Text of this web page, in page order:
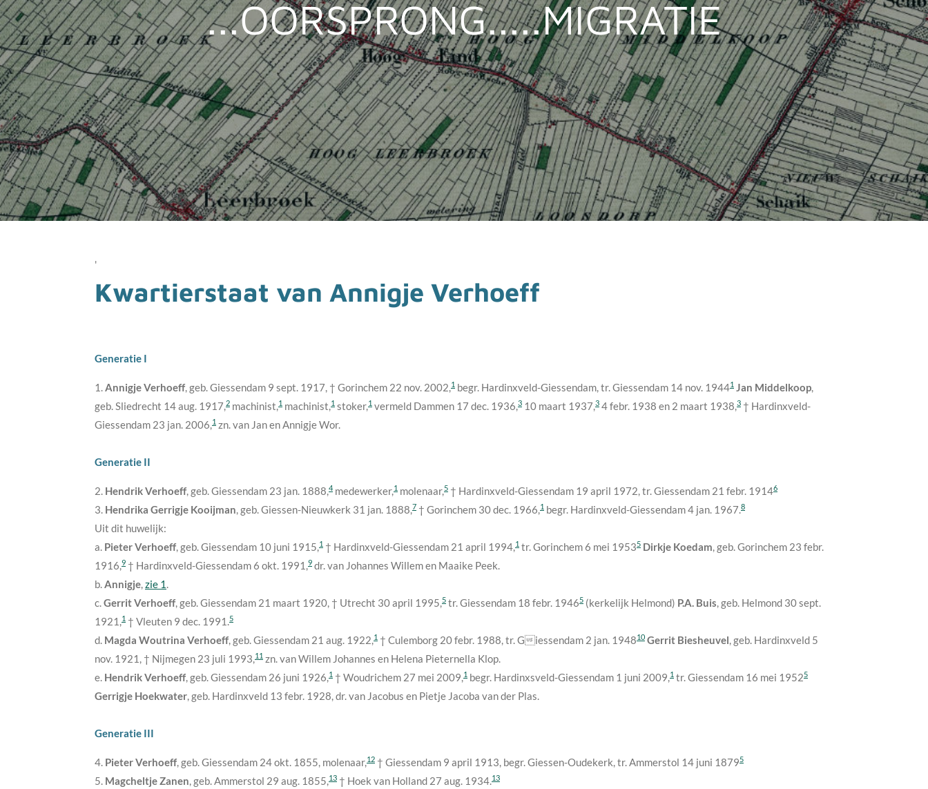
...OORSPRONG.....MIGRATIE
'
Kwartierstaat van Annigje Verhoeff
Generatie I
1.Annigje Verhoeff, geb. Giessendam 9 sept. 1917, † Gorinchem 22 nov. 2002,1 begr. Hardinxveld-Giessendam, tr. Giessendam 14 nov. 19441 Jan Middelkoop,
geb. Sliedrecht 14 aug. 1917,2 machinist,1 machinist,1 stoker,1 vermeld Dammen 17 dec. 1936,3 10 maart 1937,3 4 febr. 1938 en 2 maart 1938,3 † Hardinxveld-
Giessendam 23 jan. 2006,1 zn. van Jan en Annigje Wor.
Generatie II
2. Hendrik Verhoeff, geb. Giessendam 23 jan. 1888,4medewerker,1 molenaar,5 † Hardinxveld-Giessendam 19 april 1972, tr. Giessendam 21 febr. 19146
3. Hendrika Gerrigje Kooijman, geb. Giessen-Nieuwkerk 31 jan. 1888,7 † Gorinchem 30 dec. 1966,1 begr. Hardinxveld-Giessendam4 jan. 1967.8
Uit dit huwelijk:
a. Pieter Verhoeff, geb. Giessendam 10 juni 1915,1 † Hardinxveld-Giessendam 21 april 1994,1 tr. Gorinchem 6 mei 19535 Dirkje Koedam, geb. Gorinchem 23 febr.
1916,9 † Hardinxveld-Giessendam 6 okt. 1991 ,9 dr. van Johannes Willem en Maaike Peek.
b.Annigje,zie 1 .
c.Gerrit Verhoeff, geb. Giessendam 21 maart 1920, † Utrecht 30 april 1995,5 tr. Giessendam 18 febr. 19465 (kerkelijk Helmond) P.A. Buis, geb. Helmond 30 sept.
1921 ,1 † Vleuten 9 dec. 1991 .5
d. Magda Woutrina Verhoeff, geb. Giessendam 21 aug. 1922,1 † Culemborg 20 febr. 1988, tr. Giessendam 2 jan. 194810 Gerrit Biesheuvel, geb. Hardinxveld 5
nov. 1921 , † Nijmegen 23 juli 1993,11 zn. van Willem Johannes en Helena Pieternella Klop.
e. Hendrik Verhoeff, geb. Giessendam 26 juni 1926,1 † Woudrichem 27 mei 2009,1 begr. Hardinxsveld-Giessendam 1 juni 2009,1 tr. Giessendam 16 mei 19525
Gerrigje Hoekwater, geb. Hardinxveld 13 febr. 1928, dr. van Jacobus en Pietje Jacoba van der Plas.
Generatie III
4. Pieter Verhoeff, geb. Giessendam 24 okt. 1855, molenaar,12 † Giessendam 9 april 1913, begr. Giessen-Oudekerk, tr. Ammerstol 14 juni 18795
5. Magcheltje Zanen, geb. Ammerstol 29 aug. 1855,13 † Hoek van Holland 27 aug. 1934.13